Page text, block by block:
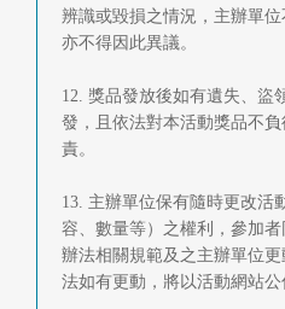
辨識或毀損之情況，主辦單
亦不得因此異議。
12. 獎品發放後如有遺失、盜
發，且依法對本活動獎品不
責。
13. 主辦單位保有隨時更改活
容、數量等）之權利，參加
辦法相關規範及之主辦單位
法如有更動，將以活動網站公